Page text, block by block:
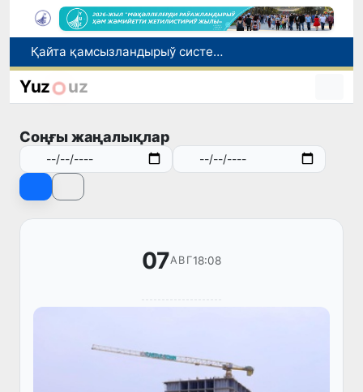
Ташкент аўыр атлетика бойынша Азия чемпионатына таярланбақта
Өзбекстанда Турақлы раўажланыў мақсетлери айлығы басланды
Қайта қамсызландырыў системасы тез раўажланып атырған Өзбекстан экономикасы ушын не береди?
Yuz uz
Соңғы жаңалықлар
07АВГ18:08